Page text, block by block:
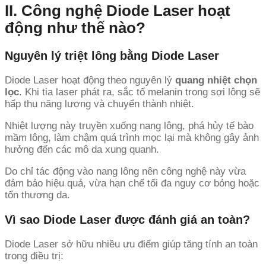
II. Công nghệ Diode Laser hoạt
động như thế nào?
Nguyên lý triệt lông bằng Diode Laser
Diode Laser hoạt động theo nguyên lý quang nhiệt chọn
lọc. Khi tia laser phát ra, sắc tố melanin trong sợi lông sẽ
hấp thụ năng lượng và chuyển thành nhiệt.
Nhiệt lượng này truyền xuống nang lông, phá hủy tế bào
mầm lông, làm chậm quá trình mọc lại mà không gây ảnh
hưởng đến các mô da xung quanh.
Do chỉ tác động vào nang lông nên công nghệ này vừa
đảm bảo hiệu quả, vừa hạn chế tối đa nguy cơ bỏng hoặc
tổn thương da.
Vì sao Diode Laser được đánh giá an toàn?
Diode Laser sở hữu nhiều ưu điểm giúp tăng tính an toàn
trong điều trị: